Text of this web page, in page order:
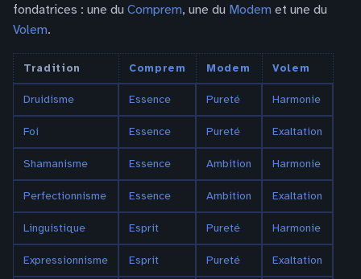
fondatrices : une du Comprem, une du Modem et une du
Volem.
Tradition Comprem Modem Volem
Druidisme Essence Pureté Harmonie
Foi Essence Pureté Exaltation
Shamanisme Essence Ambition Harmonie
Perfectionnisme Essence Ambition Exaltation
Linguistique Esprit Pureté Harmonie
Expressionnisme Esprit Pureté Exaltation